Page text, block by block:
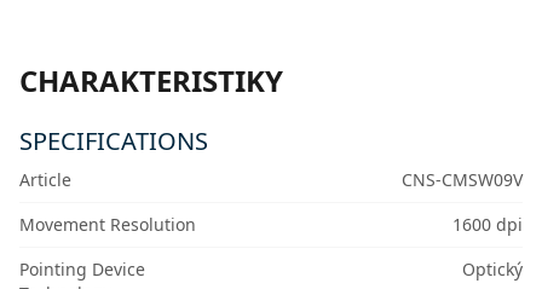
CHARAKTERISTIKY
SPECIFICATIONS
Article
CNS-CMSW09V
Movement Resolution
1600 dpi
Pointing Device
Optický